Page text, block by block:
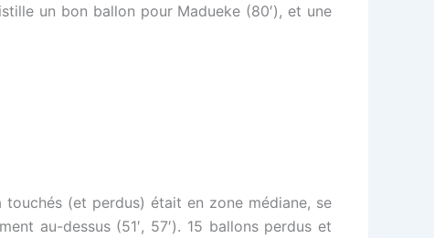
un bon ballon pour Madueke (80′), et une
(et perdus) était en zone médiane, se
au-dessus (51′, 57′). 15 ballons perdus et